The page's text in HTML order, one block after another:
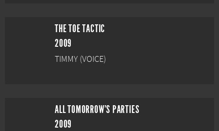
THE TOE TACTIC
2009
TIMMY (VOICE)
ALL TOMORROW'S PARTIES
2009